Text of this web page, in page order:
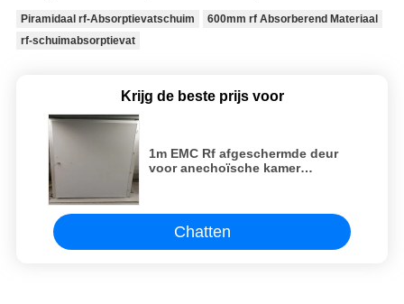
Piramidaal rf-Absorptievatschuim
600mm rf Absorberend Materiaal
rf-schuimabsorptievat
Krijg de beste prijs voor
1m EMC Rf afgeschermde deur
voor anechoïsche kamer
afschermingsruimte emc
anechoïsche kamer
Chatten